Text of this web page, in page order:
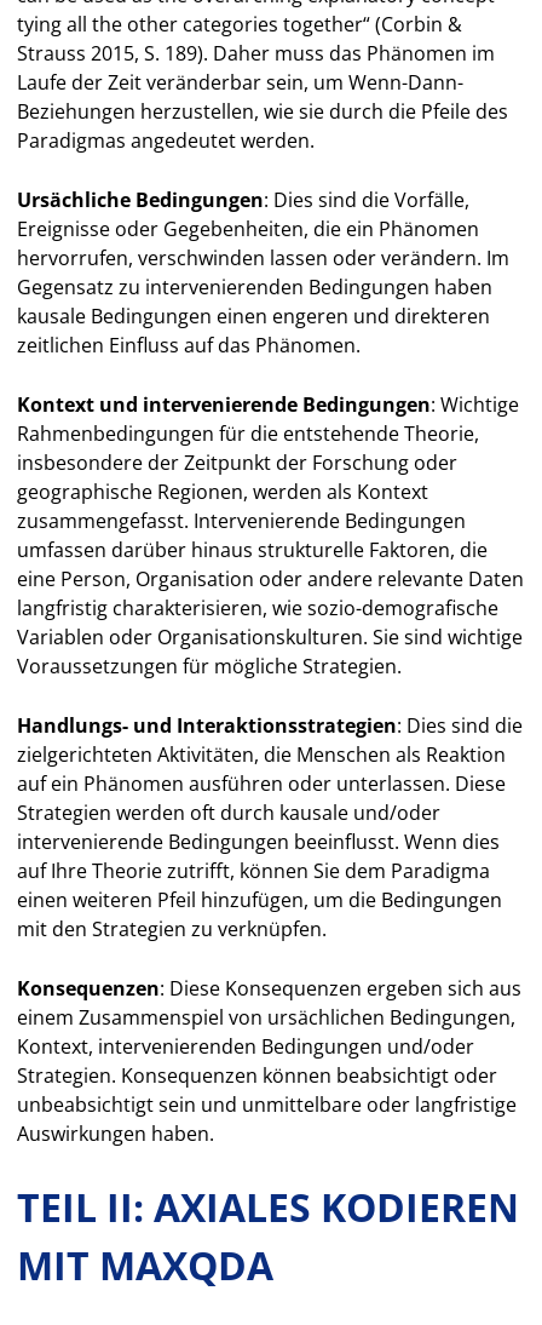
tying all the other categories together“ (Corbin &
Strauss 2015, S. 189). Daher muss das Phänomen im
Laufe der Zeit veränderbar sein, um Wenn-Dann-
Beziehungen herzustellen, wie sie durch die Pfeile des
Paradigmas angedeutet werden.
Ursächliche Bedingungen: Dies sind die Vorfälle,
Ereignisse oder Gegebenheiten, die ein Phänomen
hervorrufen, verschwinden lassen oder verändern. Im
Gegensatz zu intervenierenden Bedingungen haben
kausale Bedingungen einen engeren und direkteren
zeitlichen Einfluss auf das Phänomen.
Kontext und intervenierende Bedingungen: Wichtige
Rahmenbedingungen für die entstehende Theorie,
insbesondere der Zeitpunkt der Forschung oder
geographische Regionen, werden als Kontext
zusammengefasst. Intervenierende Bedingungen
umfassen darüber hinaus strukturelle Faktoren, die
eine Person, Organisation oder andere relevante Daten
langfristig charakterisieren, wie sozio-demografische
Variablen oder Organisationskulturen. Sie sind wichtige
Voraussetzungen für mögliche Strategien.
Handlungs- und Interaktionsstrategien: Dies sind die
zielgerichteten Aktivitäten, die Menschen als Reaktion
auf ein Phänomen ausführen oder unterlassen. Diese
Strategien werden oft durch kausale und/oder
intervenierende Bedingungen beeinflusst. Wenn dies
auf Ihre Theorie zutrifft, können Sie dem Paradigma
einen weiteren Pfeil hinzufügen, um die Bedingungen
mit den Strategien zu verknüpfen.
Konsequenzen: Diese Konsequenzen ergeben sich aus
einem Zusammenspiel von ursächlichen Bedingungen,
Kontext, intervenierenden Bedingungen und/oder
Strategien. Konsequenzen können beabsichtigt oder
unbeabsichtigt sein und unmittelbare oder langfristige
Auswirkungen haben.
TEIL II: AXIALES KODIEREN
MIT MAXQDA